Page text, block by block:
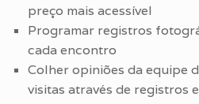
preço mais acessível
Programar registros
cada encontro
Colher opiniões da equipe
visitas através de registros